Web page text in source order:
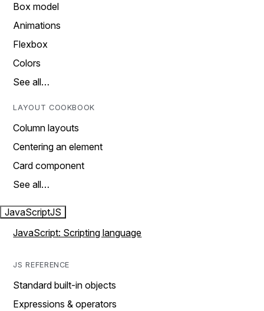
Box model
Animations
Flexbox
Colors
See all…
LAYOUT COOKBOOK
Column layouts
Centering an element
Card component
See all…
JavaScriptJS
JavaScript: Scripting language
JS REFERENCE
Standard built-in objects
Expressions & operators